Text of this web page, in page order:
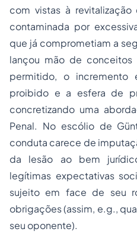
com vistas à
contaminada por
que já comprometiam a
lançou mão de
permitido, o
proibido e a esfera de
concretizando uma
Penal. No escólio de
conduta carece de
da lesão ao bem
legítimas expectativas
sujeito em face de seu
obrigações (assim, e.g.,
seu oponente).